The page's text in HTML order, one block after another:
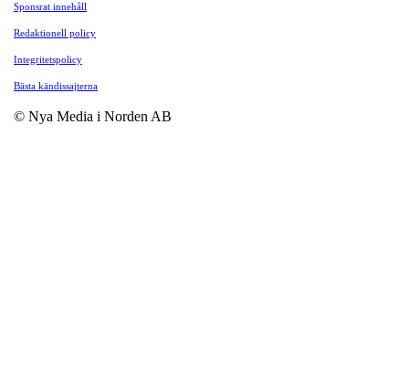
Sponsrat innehåll
Redaktionell policy
Integritetspolicy
Bästa kändissajterna
© Nya Media i Norden AB